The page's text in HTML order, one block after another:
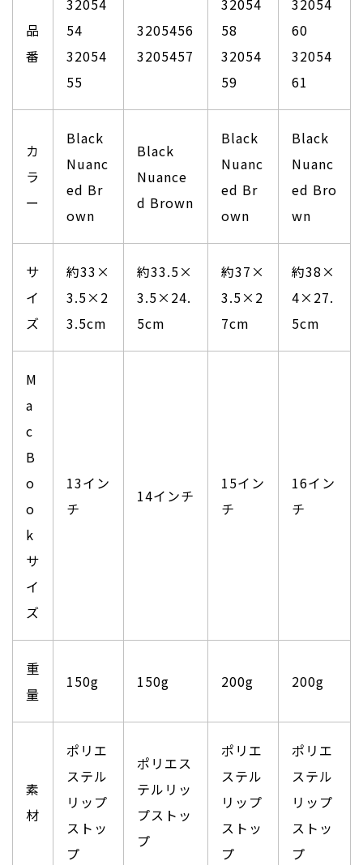
品
番
32054
54
32054
55
3205456
3205457
32054
58
32054
59
32054
60
32054
61
カ
ラ
ー
Black
Nuanc
ed Br
own
Black
Nuance
d Brown
Black
Nuanc
ed Br
own
Black
Nuanc
ed Bro
wn
サ
イ
ズ
約33×
3.5×2
3.5cm
約33.5×
3.5×24.
5cm
約37×
3.5×2
7cm
約38×
4×27.
5cm
M
a
c
B
o
o
k
サ
イ
ズ
13イン
チ
14インチ
15イン
チ
16イン
チ
重
量
150g 150g 200g 200g
素
材
ポリエ
ステル
リップ
ストッ
プ
ポリエス
テルリッ
プストッ
プ
ポリエ
ステル
リップ
ストッ
プ
ポリエ
ステル
リップ
ストッ
プ